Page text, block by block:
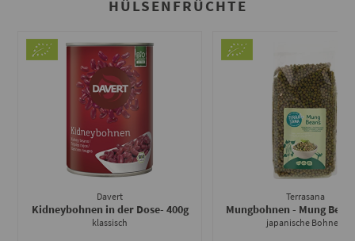
HÜLSENFRÜCHTE
Davert
Kidneybohnen in der Dose- 400g
klassisch
Terrasana
Mungbohnen - Mung
japanische Bohnen